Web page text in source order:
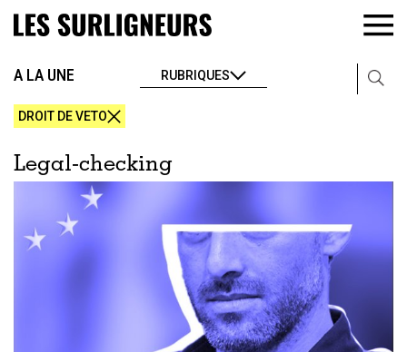
A LA UNE RUBRIQUES
DROIT DE VETO
Legal-checking